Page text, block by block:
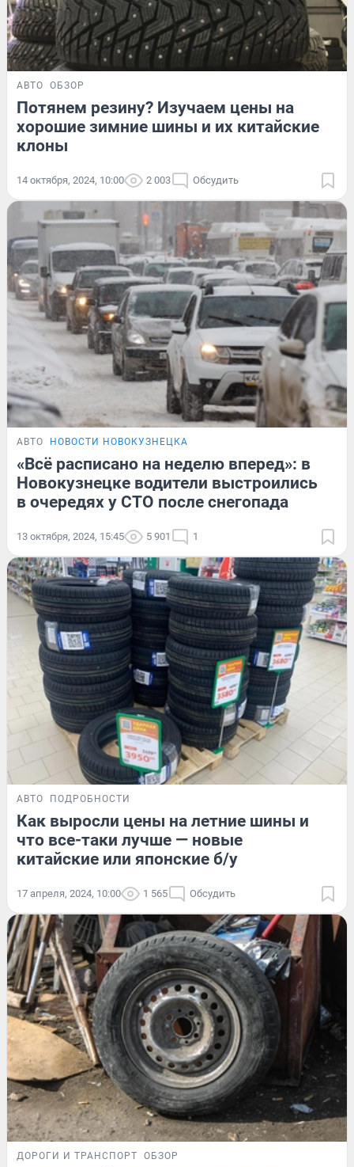
АВТО ОБЗОР
Потянем резину? Изучаем цены на
хорошие зимние шины и их китайские
клоны
14 октября, 2024, 10:00 2 003 Обсудить
АВТО НОВОСТИ НОВОКУЗНЕЦКА
«Всё расписано на неделю вперед»: в
Новокузнецке водители выстроились
в очередях у СТО после снегопада
13 октября, 2024, 15:45 5 901 1
АВТО ПОДРОБНОСТИ
Как выросли цены на летние шины и
что все-таки лучше — новые
китайские или японские б/у
17 апреля, 2024, 10:00 1 565 Обсудить
ДОРОГИ И ТРАНСПОРТ ОБЗОР